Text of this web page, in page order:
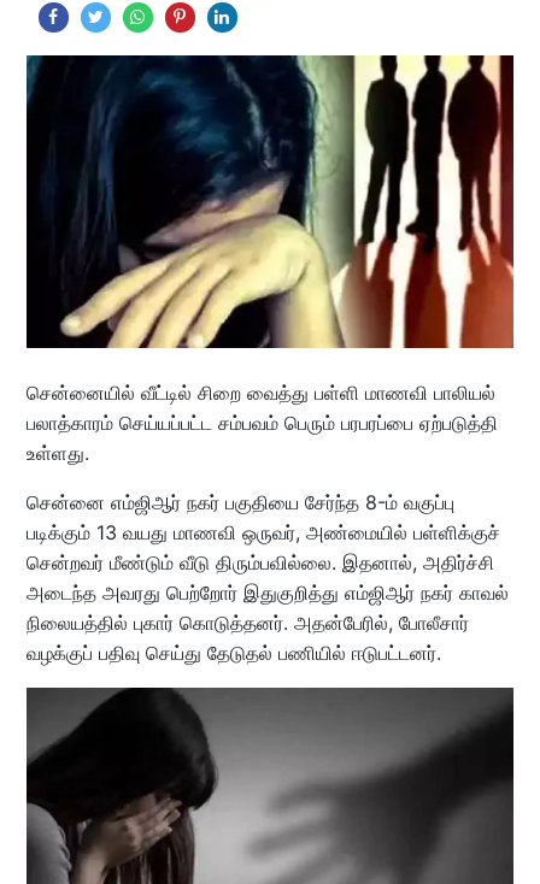
சென்னையில் வீட்டில் சிறை வைத்து பள்ளி மாணவி பாலியல்
பலாத்காரம் செய்யப்பட்ட சம்பவம் பெரும் பரபரப்பை ஏற்படுத்தி
உள்ளது.
சென்னை எம்ஜிஆர் நகர் பகுதியை சேர்ந்த 8-ம் வகுப்பு
படிக்கும் 13 வயது மாணவி ஒருவர், அண்மையில் பள்ளிக்குச்
சென்றவர் மீண்டும் வீடு திரும்பவில்லை. இதனால், அதிர்ச்சி
அடைந்த அவரது பெற்றோர் இதுகுறித்து எம்ஜிஆர் நகர் காவல்
நிலையத்தில் புகார் கொடுத்தனர். அதன்பேரில், போலீசார்
வழக்குப் பதிவு செய்து தேடுதல் பணியில் ஈடுபட்டனர்.